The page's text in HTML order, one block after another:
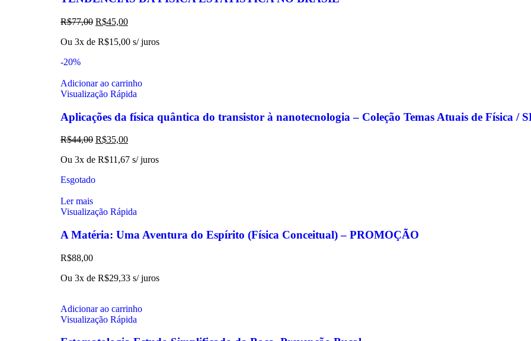
R$77,00 R$45,00
Ou 3x de R$15,00 s/ juros
-20%
Adicionar ao carrinho
Visualização Rápida
Aplicações da física quântica do transistor à nanotecnologia – Coleção Temas Atuais de Física /
R$44,00 R$35,00
Ou 3x de R$11,67 s/ juros
Esgotado
Ler mais
Visualização Rápida
A Matéria: Uma Aventura do Espírito (Física Conceitual) – PROMOÇÃO
R$88,00
Ou 3x de R$29,33 s/ juros
Adicionar ao carrinho
Visualização Rápida